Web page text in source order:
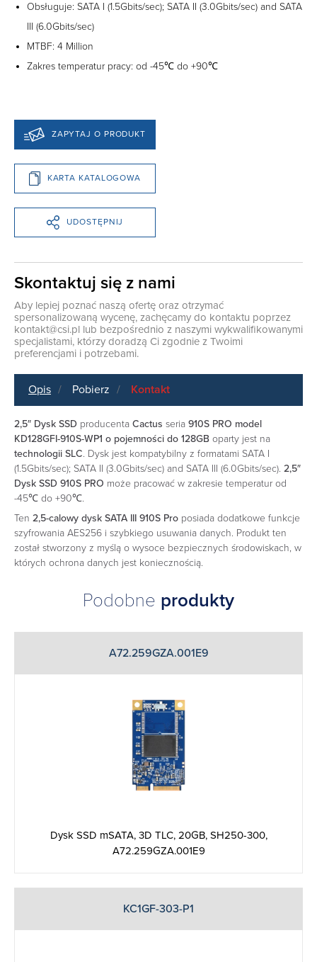
Obsługuje: SATA I (1.5Gbits/sec); SATA II (3.0Gbits/sec) and SATA
III (6.0Gbits/sec)
MTBF: 4 Million
Zakres temperatur pracy: od -45℃ do +90℃
ZAPYTAJ O PRODUKT
KARTA KATALOGOWA
UDOSTĘPNIJ
Skontaktuj się z nami
Aby lepiej poznać naszą ofertę oraz otrzymać
spersonalizowaną wycenę, zachęcamy do kontaktu poprzez
kontakt@csi.pl lub bezpośrednio z naszymi wykwalifikowanymi
specjalistami, którzy doradzą Ci zgodnie z Twoimi
preferencjami i potrzebami.
Opis Pobierz Kontakt
2,5″ Dysk SSD producenta Cactus seria 910S PRO model
KD128GFI-910S-WP1 o pojemności do 128GB oparty jest na
technologii SLC. Dysk jest kompatybilny z formatami SATA I
(1.5Gbits/sec); SATA II (3.0Gbits/sec) and SATA III (6.0Gbits/sec). 2,5″
Dysk SSD 910S PRO może pracować w zakresie temperatur od
-45℃ do +90℃.
Ten 2,5-calowy dysk SATA III 910S Pro posiada dodatkowe funkcje
szyfrowania AES256 i szybkiego usuwania danych. Produkt ten
został stworzony z myślą o wysoce bezpiecznych środowiskach, w
których ochrona danych jest koniecznością.
Podobne produkty
A72.259GZA.001E9
Dysk SSD mSATA, 3D TLC, 20GB, SH250-300,
A72.259GZA.001E9
KC1GF-303-P1